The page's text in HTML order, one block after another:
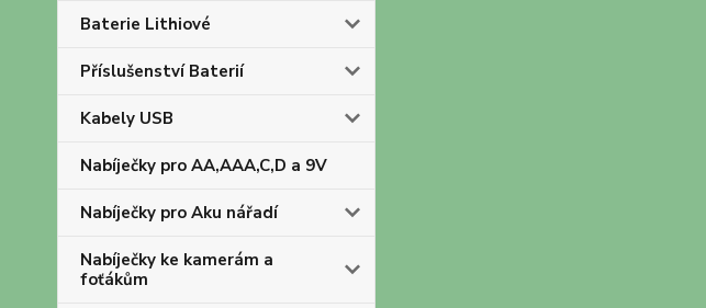
Baterie Lithiové
Příslušenství Baterií
Kabely USB
Nabíječky pro AA,AAA,C,D a 9V
Nabíječky pro Aku nářadí
Nabíječky ke kamerám a
foťákům